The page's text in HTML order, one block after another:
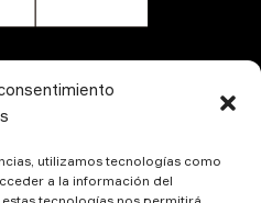
utilizamos tecnologías como
a la información del